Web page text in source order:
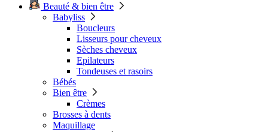
Beauté & bien être
Babyliss
Boucleurs
Lisseurs pour cheveux
Sèches cheveux
Epilateurs
Tondeuses et rasoirs
Bébés
Bien être
Crèmes
Brosses à dents
Maquillage